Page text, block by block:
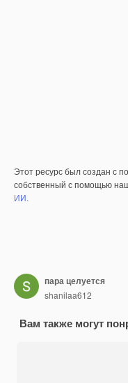
Этот ресурс был создан с
собственный с помощью
ИИ.
пара целуется
shanilaa612
Вам также могут